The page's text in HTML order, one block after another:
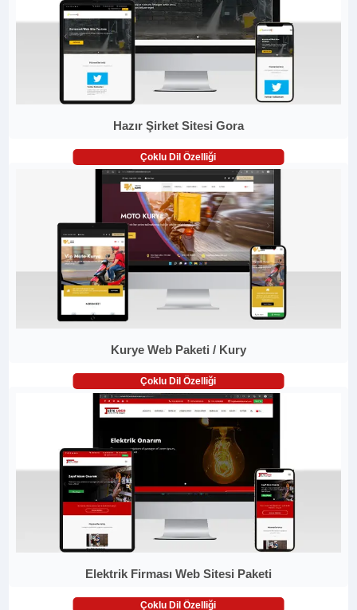
Hazır Şirket Sitesi Gora
Çoklu Dil Özelliği
Kurye Web Paketi / Kury
Çoklu Dil Özelliği
Elektrik Firması Web Sitesi Paketi
Çoklu Dil Özelliği